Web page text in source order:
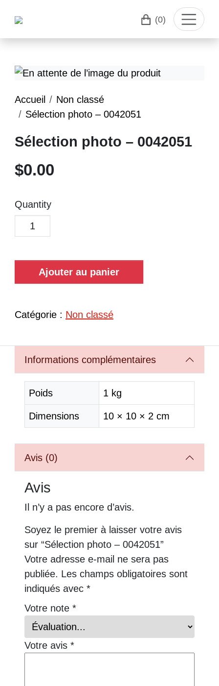
(0)
Accueil
Non classé
Sélection photo – 0042051
Sélection photo – 0042051
$0.00
Quantity
Ajouter au panier
Catégorie : Non classé
Informations complémentaires
Poids 1 kg
Dimensions 10 × 10 × 2 cm
Avis (0)
Avis
Il n’y a pas encore d’avis.
Soyez le premier à laisser votre avis
sur “Sélection photo – 0042051”
Votre adresse e-mail ne sera pas
publiée. Les champs obligatoires sont
indiqués avec *
Votre note *
Votre avis *